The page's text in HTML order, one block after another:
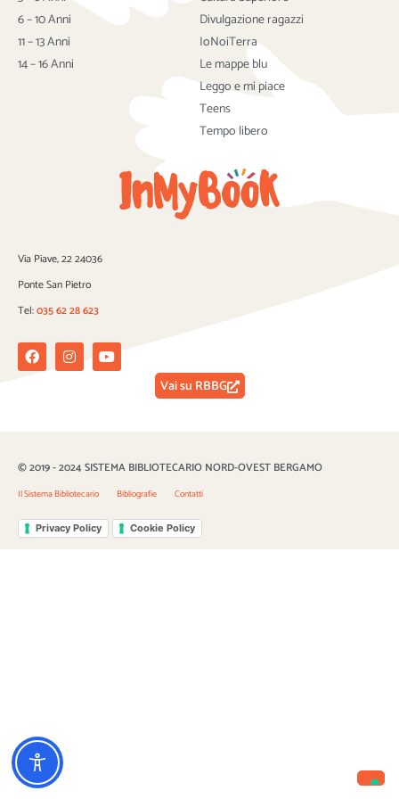
r e
6 – 10 Anni
11 – 13 Anni
14 – 16 Anni
Divulgazione ragazzi
IoNoiTerra
Le mappe blu
Leggo e mi piace
Teens
Tempo libero
Via Piave, 22 24036
Ponte San Pietro
Tel:035 62 28 623
FacebookInstagramYoutube
Vai su RBBG
© 2019 - 2024 SISTEMA BIBLIOTECARIO NORD-OVEST BERGAMO
Il Sistema Bibliotecario Bibliografie Contatti
Privacy Policy Cookie Policy